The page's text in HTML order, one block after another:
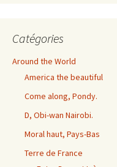
Catégories
Around the World
America the beautiful
Come along, Pondy.
D, Obi-wan Nairobi.
Moral haut, Pays-Bas
Terre de France